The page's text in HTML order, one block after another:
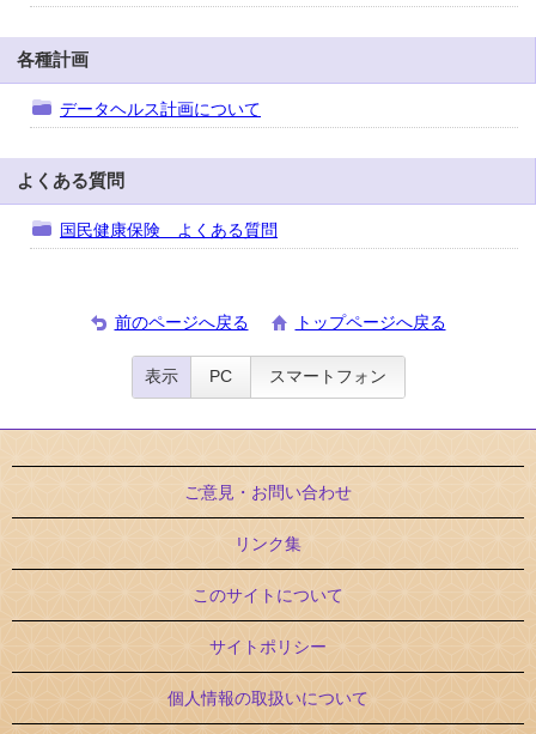
各種計画
データヘルス計画について
よくある質問
国民健康保険 よくある質問
前のページへ戻る トップページへ戻る
表示 PC スマートフォン
ご意見・お問い合わせ
リンク集
このサイトについて
サイトポリシー
個人情報の取扱いについて